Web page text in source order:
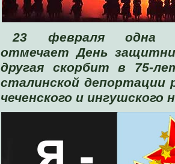
23 февраля одна
отмечает День
другая скорбит в 75-
сталинской депортации
чеченского и ингушского